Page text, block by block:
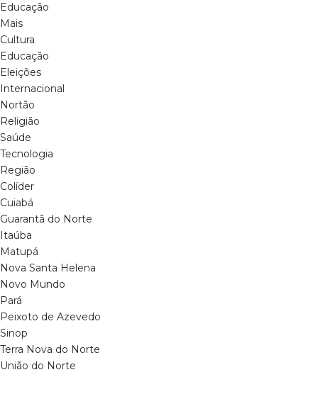
Educação
Mais
Cultura
Educação
Eleições
Internacional
Nortão
Religião
Saúde
Tecnologia
Região
Colíder
Cuiabá
Guarantã do Norte
Itaúba
Matupá
Nova Santa Helena
Novo Mundo
Pará
Peixoto de Azevedo
Sinop
Terra Nova do Norte
União do Norte